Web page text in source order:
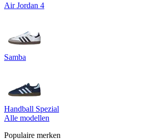
Air Jordan 4
Samba
Handball Spezial
Alle modellen
Populaire merken